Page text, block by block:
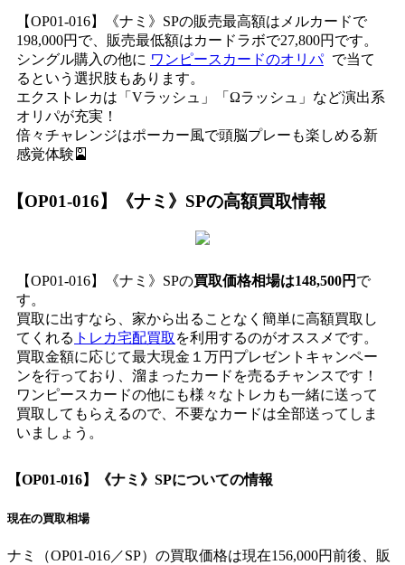
【OP01-016】《ナミ》SPの販売最高額はメルカードで
198,000円で、販売最低額はカードラボで27,800円です。
シングル購入の他に ワンピースカードのオリパ で当て
るという選択肢もあります。
エクストレカは「Vラッシュ」「Ωラッシュ」など演出系
オリパが充実！
倍々チャレンジはポーカー風で頭脳プレーも楽しめる新
感覚体験🎴
【OP01-016】《ナミ》SPの高額買取情報
【OP01-016】《ナミ》SPの買取価格相場は148,500円 で
す。
買取に出すなら、家から出ることなく簡単に高額買取し
てくれる トレカ宅配買取 を利用するのがオススメです。
買取金額に応じて最大現金１万円プレゼントキャンペー
ンを行っており、溜まったカードを売るチャンスです！
ワンピースカードの他にも様々なトレカも一緒に送って
買取してもらえるので、不要なカードは全部送ってしま
いましょう。
【OP01-016】《ナミ》SPについての情報
現在の買取相場
ナミ（OP01-016／SP）の買取価格は現在156,000円前後、販